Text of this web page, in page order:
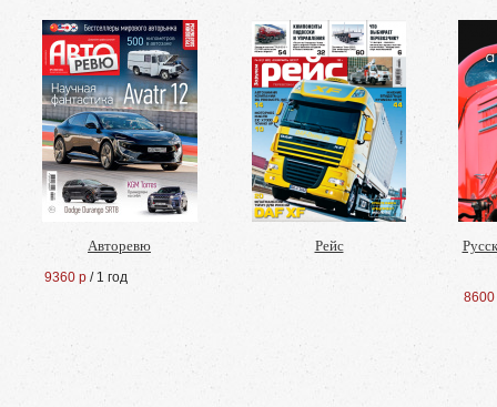
Авторевю
9360 р / 1 год
Рейс
8600